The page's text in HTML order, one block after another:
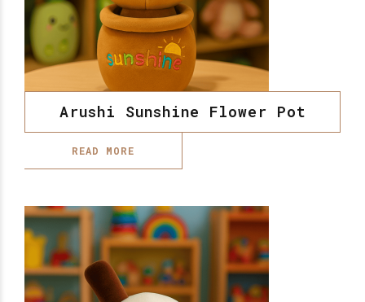
Arushi Sunshine Flower Pot
READ MORE